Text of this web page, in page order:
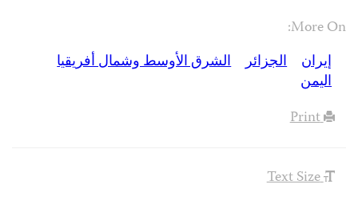
More On:
إيران
الجزائر
الشرق الأوسط وشمال أفريقيا
اليمن
Print
Text Size